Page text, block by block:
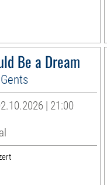
Be a Dream
| 21:00